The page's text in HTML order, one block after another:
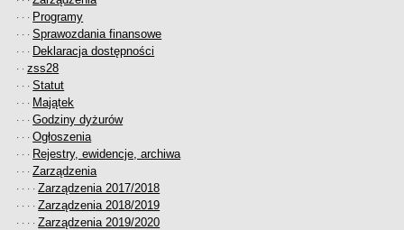
· · · Programy
· · ·Sprawozdania finansowe
· · · Deklaracja dostępności
· ·zss28
· · ·Statut
· · · Majątek
· · ·Godziny dyżurów
· · ·Ogłoszenia
· · · Rejestry, ewidencje, archiwa
· · ·Zarządzenia
· · · ·Zarządzenia 2017/2018
· · · ·Zarządzenia 2018/2019
· · · ·Zarządzenia 2019/2020